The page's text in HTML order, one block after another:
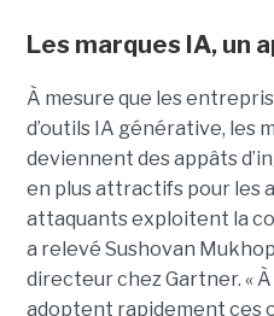
Les marques IA, un
À mesure que les
d’outils IA générative, les
deviennent des appâts
en plus attractifs pour les
attaquants exploitent la
a relevé Sushovan
directeur chez Gartner. «
adoptent rapidement ces